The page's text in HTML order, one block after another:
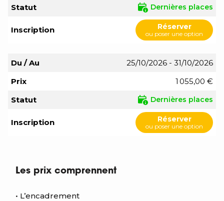
Statut Dernières places
Inscription Réserver
ou poser une option
Du / Au
25/10/2026 - 31/10/2026
Prix
1 055,00 €
Statut
Dernières places
Inscription Réserver
ou poser une option
Les prix comprennent
• L’encadrement